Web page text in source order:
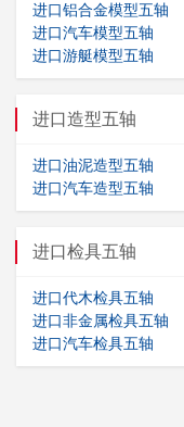
进口铝合金模型五轴
进口汽车模型五轴
进口游艇模型五轴
进口造型五轴
进口油泥造型五轴
进口汽车造型五轴
进口检具五轴
进口代木检具五轴
进口非金属检具五轴
进口汽车检具五轴